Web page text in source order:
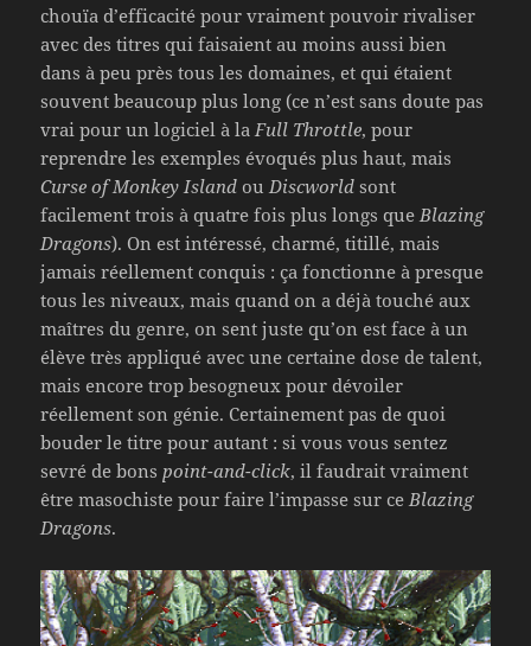
chouïa d’efficacité pour vraiment pouvoir rivaliser
avec des titres qui faisaient au moins aussi bien
dans à peu près tous les domaines, et qui étaient
souvent beaucoup plus long (ce n’est sans doute pas
vrai pour un logiciel à la Full Throttle, pour
reprendre les exemples évoqués plus haut, mais
Curse of Monkey Island ou Discworld sont
facilement trois à quatre fois plus longs que Blazing
Dragons). On est intéressé, charmé, titillé, mais
jamais réellement conquis : ça fonctionne à presque
tous les niveaux, mais quand on a déjà touché aux
maîtres du genre, on sent juste qu’on est face à un
élève très appliqué avec une certaine dose de talent,
mais encore trop besogneux pour dévoiler
réellement son génie. Certainement pas de quoi
bouder le titre pour autant : si vous vous sentez
sevré de bons point-and-click, il faudrait vraiment
être masochiste pour faire l’impasse sur ce Blazing
Dragons.